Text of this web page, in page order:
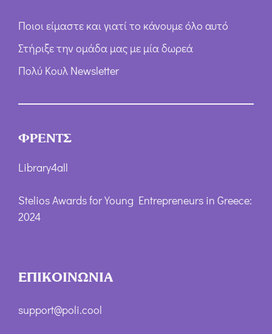
Ποιοι είμαστε και γιατί το κάνουμε όλο αυτό
Στήριξε την ομάδα μας με μία δωρεά
Πολύ Κουλ Newsletter
ΦΡΕΝΤΣ
Library4all
Stelios Awards for Young Entrepreneurs in Greece:
2024
ΕΠΙΚΟΙΝΩΝΙΑ
support@poli.cool